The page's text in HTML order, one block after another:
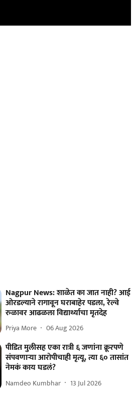
Nagpur News: शाळेत का जात नाही? आई
ओरडल्याने रागावून घराबाहेर पडला, रेल्वे
रुळावर आढळला विद्यार्थ्याचा मृतदेह
Priya More 06 Aug 2026
पीडित मुलीसह एका रात्री ६ जणांना क्रूरपणे
संपवणाऱ्या आरोपीचाही मृत्यू, त्या ६० तासांत
नेमकं काय घडलं?
Namdeo Kumbhar 13 Jul 2026